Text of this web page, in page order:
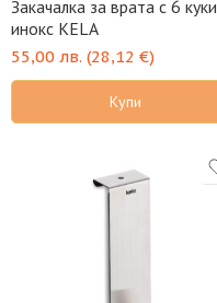
Закачалка за врата с 6 куки
инокс KELA
55,00 лв. (28,12 €)
Купи